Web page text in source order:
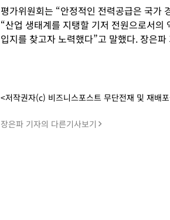
평가위원회는 “안정적인 전력공급은 국가
“산업 생태계를 지탱할 기저 전원으로서
입지를 찾고자 노력했다”고 말했다. 장은파
<저작권자(c) 비즈니스포스트 무단전재 및 재배
장은파 기자의 다른기사보기